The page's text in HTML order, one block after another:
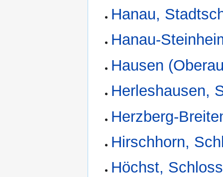
Hanau,
Hanau-
Hausen
Herleshausen,
Herzberg-
Hirschhorn,
Höchst, Schloss